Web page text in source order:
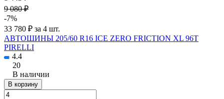
9 080 ₽
-7%
33 780 ₽ за 4 шт.
АВТОШИНЫ 205/60 R16 ICE ZERO FRICTION XL 96T
PIRELLI
4.4
20
В наличии
В корзину